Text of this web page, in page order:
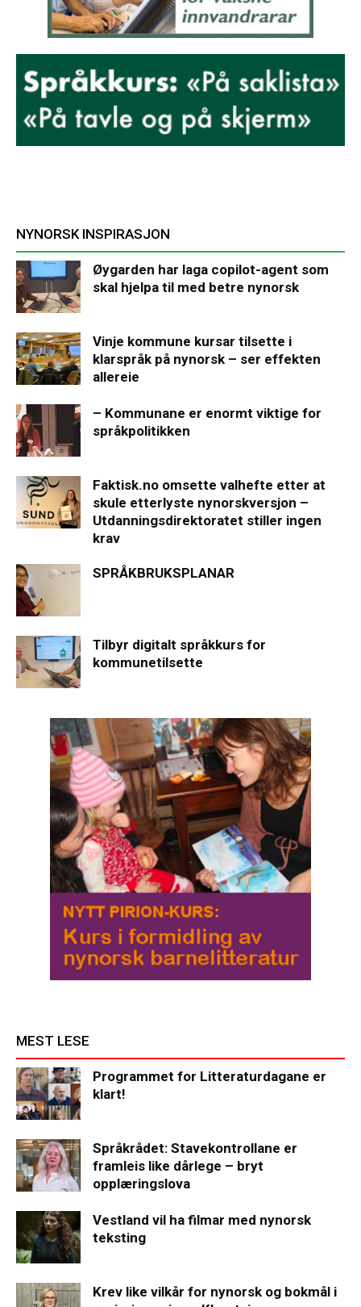
NYNORSK INSPIRASJON
Øygarden har laga copilot-agent som
skal hjelpa til med betre nynorsk
Vinje kommune kursar tilsette i
klarspråk på nynorsk – ser effekten
allereie
– Kommunane er enormt viktige for
språkpolitikken
Faktisk.no omsette valhefte etter at
skule etterlyste nynorskversjon –
Utdanningsdirektoratet stiller ingen
krav
SPRÅKBRUKSPLANAR
Tilbyr digitalt språkkurs for
kommunetilsette
MEST LESE
Programmet for Litteraturdagane er
klart!
Språkrådet: Stavekontrollane er
framleis like dårlege – bryt
opplæringslova
Vestland vil ha filmar med nynorsk
teksting
Krev like vilkår for nynorsk og bokmål i